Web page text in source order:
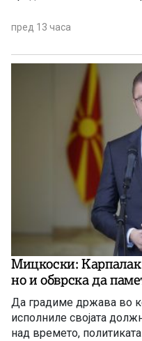
пред 13 часа
Мицкоски:
но и обврска да
Да градиме држава во
исполниле својата
над времето,